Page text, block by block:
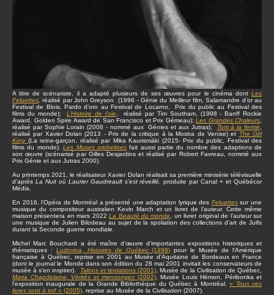
A titre de scénariste, il a adapté plusieurs de ses œuvres pour le cinéma dont Les
Feluettes réalisé par John Greyson (1996 - Génie du Meilleur film, Salamandre d’or au
Festival de Blois, Pardo d’oro au Festival de Locarno, Prix du public au Festival des
films du monde);L’Histoire de l’oie , réalisé par Tim Southam, (1998 - Banff Rockie
Award, Golden Spire Award de San Francisco et Prix Gémeau); Les Grandes Chaleurs
réalisé par Sophie Lorain (2008 - nommé aux Génies et aux Jutras);
Tom à la ferme
réalisé par Xavier Dolan (2013 - Prix de la critique à la Mostra de Venise) et The Girl
King (La reine-garçon, réalisé par Mika Kaurismäki (2015- Prix du public, Festival des
films du monde).Les Muses orphelinesfait aussi partie du nombre des adaptions de
son œuvre (scénarisé par Gilles Desjardins et réalisé par Robert Favreau, nommé aux
Prix Génie et aux Jutras 2000).
Au printemps 2021, le réalisateur Xavier Dolan réalisait sa première minisérie télévisuelle
d’après La Nuit où Laurier Gaudreault s’est réveillé,produite par Canal + et Québécor
Média.
En 2016, l’Opéra de Montréal a présenté une adaptation lyrique des Feluettessur une
musique du compositeur australien Kevin March et un livret de l’auteur. Cette même
maison présentera en mars 2022La Beauté du monde
, un livret original de l’auteur sur
une musique de Julien Bilodeau au sujet de la spoliation des collections d’art de Juifs
durant la Seconde guerre mondiale.
Michel Marc Bouchard a été maître d'œuvre d'importantes expositions historiques et
thématiques : Ludovica, Histoires de Québec(1998) pour le Musée de l'Amérique
française à Québec, reprise en 2001 au Musée d'Aquitaine de Bordeaux en France
(dont le journal le Monde dans son édition du 28 mai 2001 invitait les conservateurs de
musée à s’en inspirer).
Talons et tentations(2001) , Musée de la Civilisation de Québec,
Maria Chapdelaine, Vérités et mensonges (2002), Musée Louis Hémon, Péribonka et
l'exposition inaugurale de la Grande Bibliothèque du Québec à Montréal,« Tous ces
livres sont à toi! » (2005) , reprise au Musée de la Civilisation (2007).